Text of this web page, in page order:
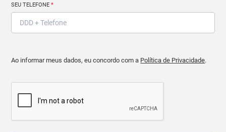
SEU TELEFONE*
Ao informar meus dados, eu concordo com a Política de Privacidade.